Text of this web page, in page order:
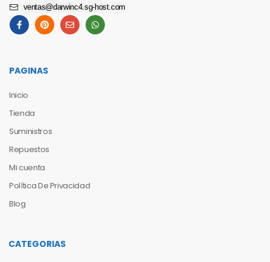
ventas@darwinc4.sg-host.com
PAGINAS
Inicio
Tienda
Suministros
Repuestos
Mi cuenta
Política De Privacidad
Blog
CATEGORIAS